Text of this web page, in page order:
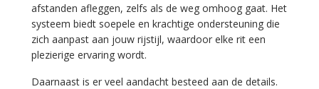
afstanden afleggen, zelfs als de weg omhoog gaat. Het
systeem biedt soepele en krachtige ondersteuning die
zich aanpast aan jouw rijstijl, waardoor elke rit een
plezierige ervaring wordt.
Daarnaast is er veel aandacht besteed aan de details.